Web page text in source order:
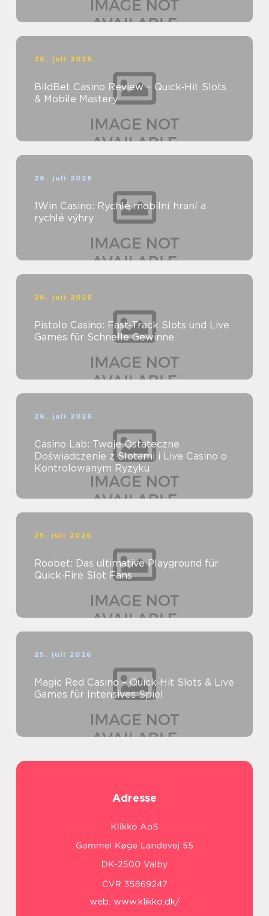
26. juli 2026
BildBet Casino Review – Quick‑Hit Slots
& Mobile Mastery
26. juli 2026
1Win Casino: Rychlé mobilní hraní a
rychlé výhry
26. juli 2026
Pistolo Casino: Fast‑Track Slots und Live
Games für Schnelle Gewinne
26. juli 2026
Casino Lab: Twoje Ostateczne
Doświadczenie z Slotami i Live Casino o
Kontrolowanym Ryzyku
25. juli 2026
Roobet: Das ultimative Playground für
Quick‑Fire Slot Fans
25. juli 2026
Magic Red Casino – Quick‑Hit Slots & Live
Games für Intensives Spiel
Adresse
web: www.klikko.dk/